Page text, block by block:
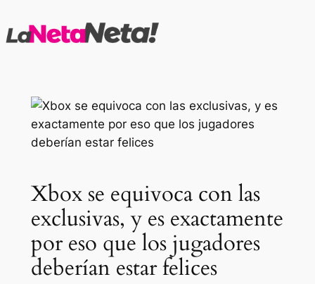
al
Xbox se equivoca con las
exclusivas, y es exactamente
por eso que los jugadores
deberían estar felices